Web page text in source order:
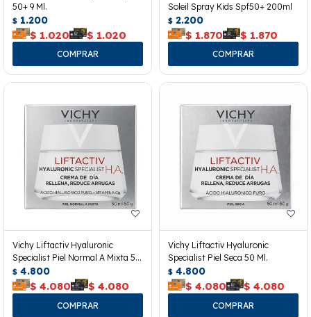
50+ 9 Ml.
$ 1.200
$ 1.020 $ 1.020
Soleil Spray Kids Spf50+ 200ml
$ 2.200
$ 1.870 $ 1.870
Vichy Liftactiv Hyaluronic
Specialist Piel Normal A Mixta 50
Ml.
$ 4.800
$ 4.080 $ 4.080
Vichy Liftactiv Hyaluronic
Specialist Piel Seca 50 Ml.
$ 4.800
$ 4.080 $ 4.080